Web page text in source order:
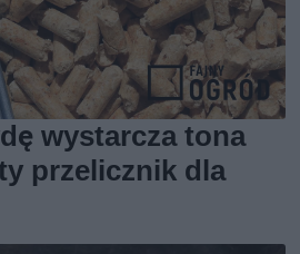
wystarcza tona
przelicznik dla